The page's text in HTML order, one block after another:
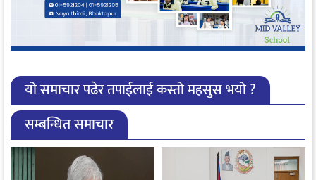
यो समाचार पढेर तपाईलाई कस्तो महसुस भयो ?
सम्बन्धित समाचार